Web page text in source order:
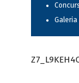
Galeria